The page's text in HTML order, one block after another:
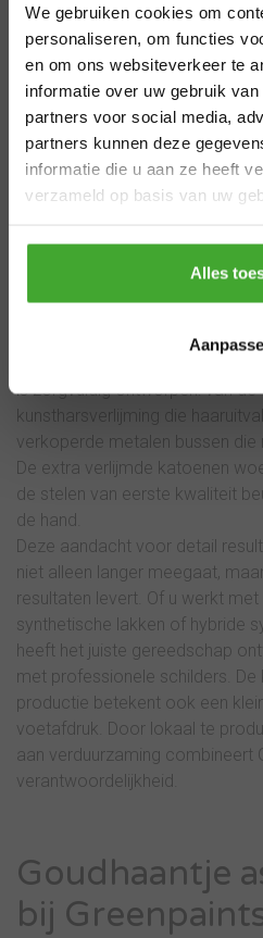
We gebruiken cookies om
personaliseren, om functies
en om ons websiteverkeer te
informatie over uw gebruik
partners voor social media,
partners kunnen deze
informatie die u aan ze heeft
verzameld op basis van uw
Alles
met moderne
topkwaliteit verf verwerking.
van bijna een eeuw
combinatie van eersteklas
kwaliteitscontroles en lokale
tot een betrouwbare keuze
Waarom
Goudhaantje
Goudhaantje onderscheidt zich
is zorgvuldig ontworpen: van
kunstharsverlijming die
verkoperde metalen bussen die
De extra verlijmde katoenen
de stelen van eerste kwaliteit
de hand.
Deze aandacht voor detail
niet alleen langer meegaat,
resultaten levert. Of u werkt
synthetische lakken of hybride
heeft het juiste gereedschap
met professionele schilders.
productie betekent ook een
voetafdruk. Door lokaal te
aan verduurzaming combineert
verantwoordelijkheid.
Goudhaantje
bij
Van 29 juli t/m 7
Bestel je vóór 28 juli
verzenden we nog
je later, dan kan de
Bedankt voor je begrip